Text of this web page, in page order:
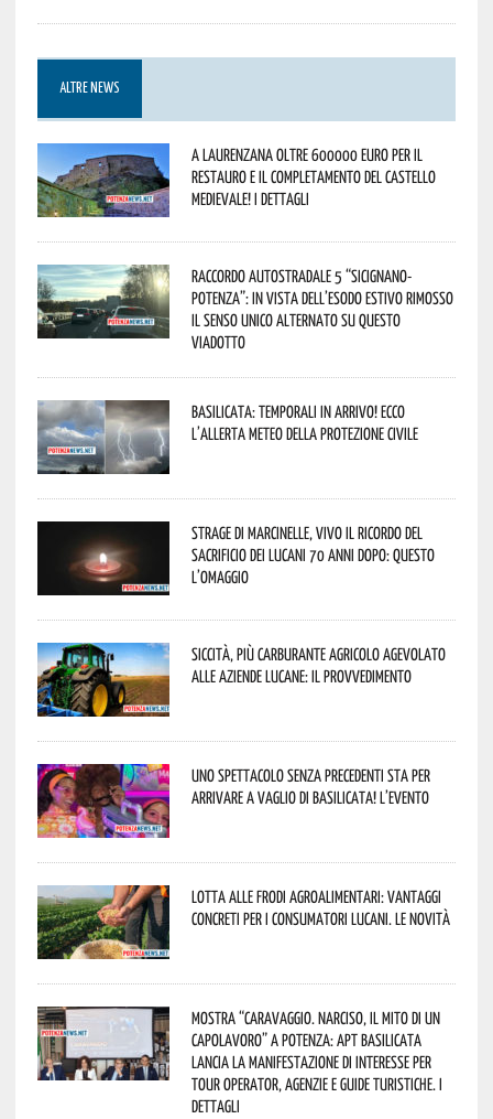
ALTRE NEWS
A Laurenzana oltre 600000 euro per il
restauro e il completamento del Castello
Medievale! I dettagli
Raccordo Autostradale 5 “Sicignano-
Potenza”: in vista dell’esodo estivo rimosso
il senso unico alternato su questo
viadotto
Basilicata: temporali in arrivo! Ecco
l’allerta meteo della Protezione civile
Strage di Marcinelle, vivo il ricordo del
sacrificio dei lucani 70 anni dopo: questo
l’omaggio
Siccità, più carburante agricolo agevolato
alle aziende lucane: il provvedimento
Uno spettacolo senza precedenti sta per
arrivare a Vaglio di Basilicata! L’evento
Lotta alle frodi agroalimentari: vantaggi
concreti per i consumatori lucani. Le novità
Mostra “Caravaggio. Narciso, il mito di un
capolavoro” a Potenza: APT Basilicata
lancia la manifestazione di interesse per
Tour Operator, Agenzie e Guide Turistiche. I
dettagli